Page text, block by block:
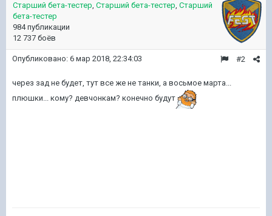
Старший бета-тестер, Старший бета-тестер, Старший
бета-тестер
984 публикации
12 737 боёв
#2
Опубликовано: 6 мар 2018, 22:34:03
через зад не будет, тут все же не танки, а восьмое марта...
плюшки... кому? девчонкам? конечно будут